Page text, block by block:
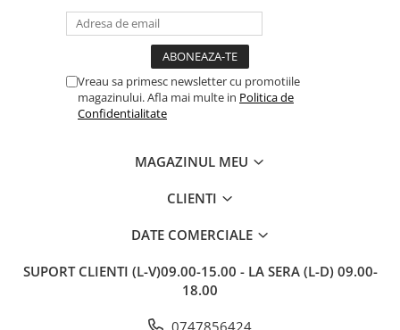
Vreau sa primesc newsletter cu promotiile
magazinului. Afla mai multe in Politica de
Confidentialitate
MAGAZINUL MEU
CLIENTI
DATE COMERCIALE
SUPORT CLIENTI (L-V)09.00-15.00 - LA SERA (L-D) 09.00-
18.00